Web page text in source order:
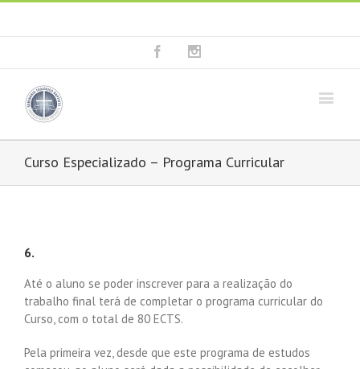
Facebook
Curso Especializado – Programa Curricular
6.
Até o aluno se poder inscrever para a realização do
trabalho final terá de completar o programa curricular do
Curso, com o total de 80 ECTS.
Pela primeira vez, desde que este programa de estudos